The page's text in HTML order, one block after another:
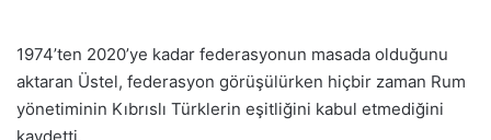
1974’ten 2020’ye kadar federasyonun masada olduğunu
aktaran Üstel, federasyon görüşülürken hiçbir zaman Rum
yönetiminin Kıbrıslı Türklerin eşitliğini kabul etmediğini